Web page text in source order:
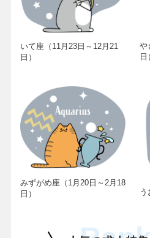
いて座（11月23日～12月21
日）
や
日
みずがめ座（1月20日～2月18
日）
う